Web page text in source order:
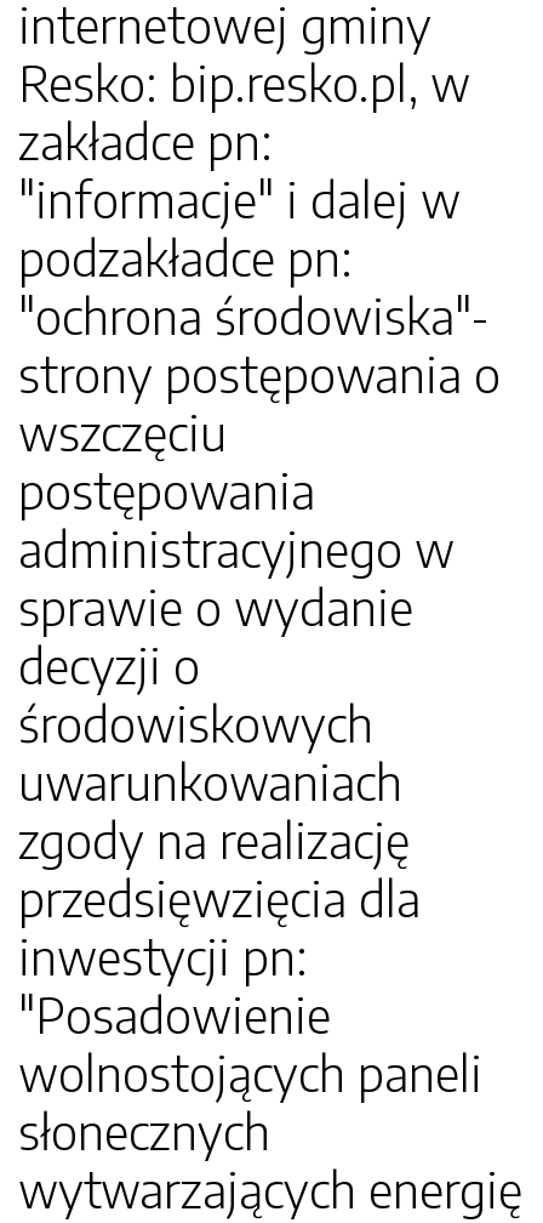
internetowej gminy
Resko: bip.resko.pl, w
zakładce pn:
"informacje" i dalej w
podzakładce pn:
"ochrona środowiska"-
strony postępowania o
wszczęciu
postępowania
administracyjnego w
sprawie o wydanie
decyzji o
środowiskowych
uwarunkowaniach
zgody na realizację
przedsięwzięcia dla
inwestycji pn:
"Posadowienie
wolnostojących paneli
słonecznych
wytwarzających energię